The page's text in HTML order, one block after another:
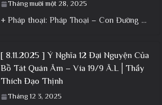
Tháng mười một 28, 2025
+ Pháp thoại: Pháp Thoại – Con Đường Bồ Tát Đạo │TT. Thích Đạo Thịnh + Album: Pháp Thoại +
[ 8.11.2025 ] Ý Nghĩa 12 Đại Nguyện Của
Bồ Tát Quán Âm – Vía 19/9 Â.L│Thầy
Thích Đạo Thịnh
Tháng 12 3, 2025